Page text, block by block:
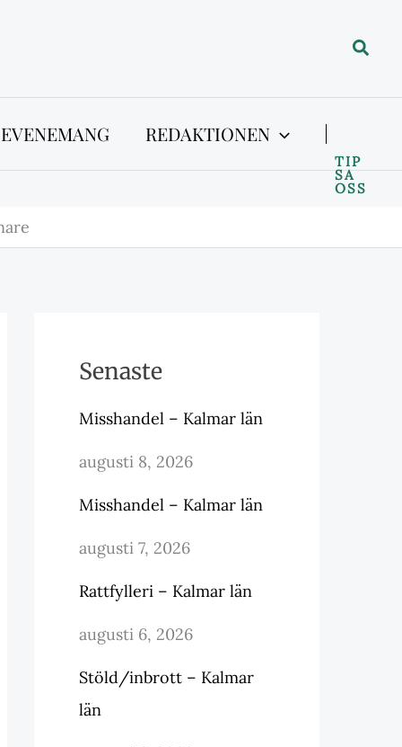
Sök
REDAKTIONEN
TIP
SA
OSS
Senaste
Misshandel – Kalmar län
augusti 8, 2026
Misshandel – Kalmar län
augusti 7, 2026
Rattfylleri – Kalmar län
augusti 6, 2026
Stöld/inbrott – Kalmar
län